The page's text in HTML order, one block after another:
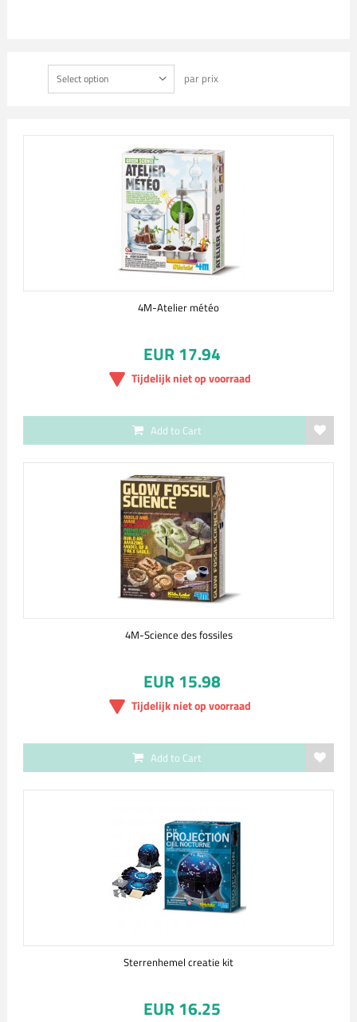
Select option par prix
4M-Atelier météo
EUR 17.94
Tijdelijk niet op voorraad
Add to Cart
4M-Science des fossiles
EUR 15.98
Tijdelijk niet op voorraad
Add to Cart
Sterrenhemel creatie kit
EUR 16.25